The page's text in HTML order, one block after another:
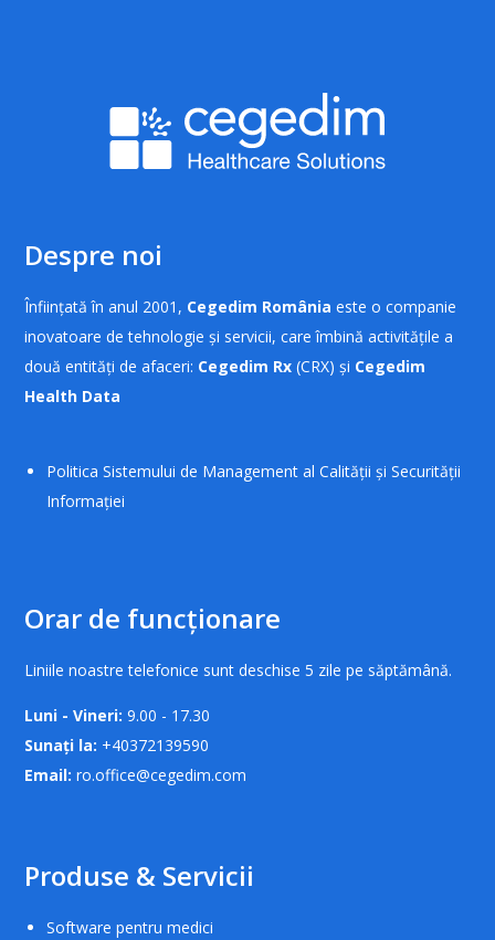
Despre noi
Înființată în anul 2001, Cegedim România este o companie
inovatoare de tehnologie și servicii, care îmbină activitățile a
două entități de afaceri: Cegedim Rx (CRX) și Cegedim
Health Data
Politica Sistemului de Management al Calității și Securității
Informației
Orar de funcționare
Liniile noastre telefonice sunt deschise 5 zile pe săptămână.
Luni - Vineri: 9.00 - 17.30
Sunați la: +40372139590
Email: ro.office@cegedim.com
Produse & Servicii
Software pentru medici